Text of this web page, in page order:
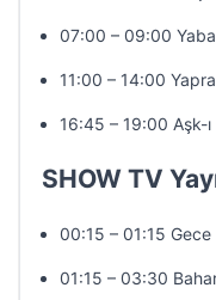
07:00 – 09:00
11:00 – 14:00
16:45 – 19:00 Aşk-ı
SHOW TV
00:15 – 01:15 Gece
01:15 – 03:30